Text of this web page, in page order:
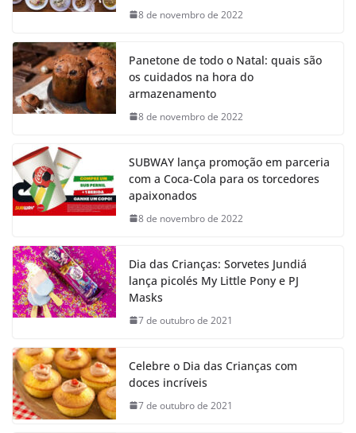
8 de novembro de 2022
Panetone de todo o Natal: quais são
os cuidados na hora do
armazenamento
8 de novembro de 2022
SUBWAY lança promoção em parceria
com a Coca-Cola para os torcedores
apaixonados
8 de novembro de 2022
Dia das Crianças: Sorvetes Jundiá
lança picolés My Little Pony e PJ
Masks
7 de outubro de 2021
Celebre o Dia das Crianças com
doces incríveis
7 de outubro de 2021